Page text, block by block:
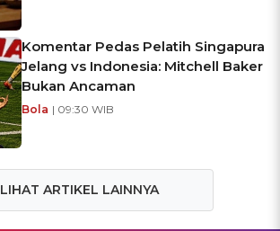
Komentar Pedas Pelatih Singapura
Jelang vs Indonesia: Mitchell Baker
Bukan Ancaman
Bola | 09:30 WIB
LIHAT ARTIKEL LAINNYA